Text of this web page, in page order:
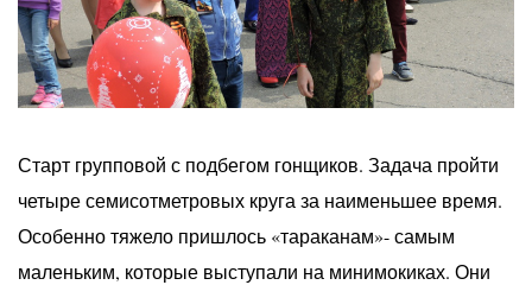
Старт групповой с подбегом гонщиков. Задача пройти
четыре семисотметровых круга за наименьшее время.
Особенно тяжело пришлось «тараканам»- самым
маленьким, которые выступали на минимокиках. Они